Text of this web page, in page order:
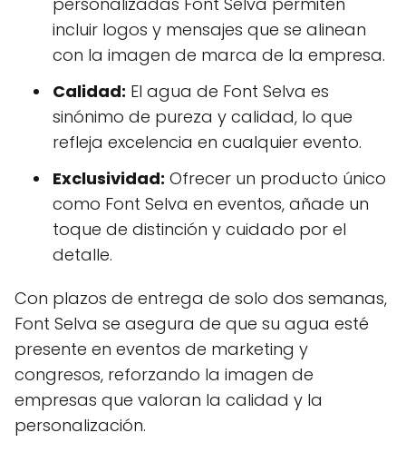
incluir logos y mensajes que se alinean
con la imagen de marca de la empresa.
Calidad: El agua de Font Selva es
sinónimo de pureza y calidad, lo que
refleja excelencia en cualquier evento.
Exclusividad: Ofrecer un producto único
como Font Selva en eventos, añade un
toque de distinción y cuidado por el
detalle.
Con plazos de entrega de solo dos semanas,
Font Selva se asegura de que su agua esté
presente en eventos de marketing y
congresos, reforzando la imagen de
empresas que valoran la calidad y la
personalización.